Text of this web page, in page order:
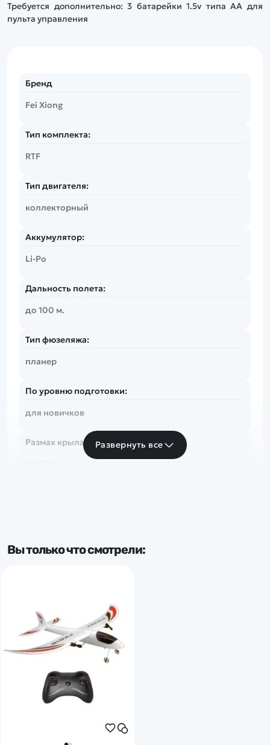
Требуется дополнительно: 3 батарейки 1.5v типа AA для
пульта управления
Бренд
Fei Xiong
Тип комплекта:
RTF
Тип двигателя:
коллекторный
Аккумулятор:
Li-Po
Дальность полета:
до 100 м.
Тип фюзеляжа:
планер
По уровню подготовки:
для новичков
Размах крыла:
Развернуть все
Вы только что смотрели: